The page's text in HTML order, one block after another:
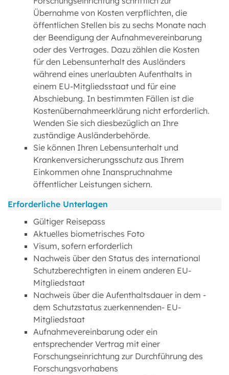
Übernahme von Kosten verpflichten, die
öffentlichen Stellen bis zu sechs Monate nach
der Beendigung der Aufnahmevereinbarung
oder des Vertrages. Dazu zählen die Kosten
für den Lebensunterhalt des Ausländers
während eines unerlaubten Aufenthalts in
einem EU-Mitgliedsstaat und für eine
Abschiebung. In bestimmten Fällen ist die
Kostenübernahmeerklärung nicht erforderlich.
Wenden Sie sich diesbezüglich an Ihre
zuständige Ausländerbehörde.
Sie können Ihren Lebensunterhalt und
Krankenversicherungsschutz aus Ihrem
Einkommen ohne Inanspruchnahme
öffentlicher Leistungen sichern.
Erforderliche Unterlagen
Gültiger Reisepass
Aktuelles biometrisches Foto
Visum, sofern erforderlich
Nachweis über den Status des international
Schutzberechtigten in einem anderen EU-
Mitgliedstaat
Nachweis über die Aufenthaltsdauer in dem -
dem Schutzstatus zuerkennenden- EU-
Mitgliedstaat
Aufnahmevereinbarung oder ein
entsprechender Vertrag mit einer
Forschungseinrichtung zur Durchführung des
Forschungsvorhabens